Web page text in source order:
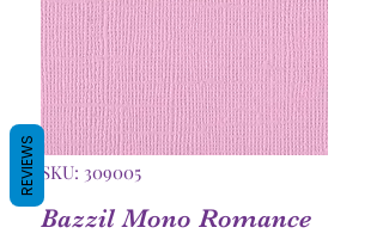
SKU: 309005
Bazzil Mono Romance
REVIEWS